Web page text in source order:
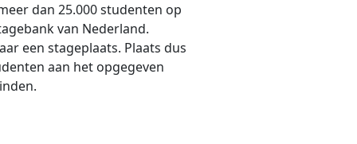
dan 25.000 studenten op
van Nederland.
een stageplaats. Plaats dus
aan het opgegeven